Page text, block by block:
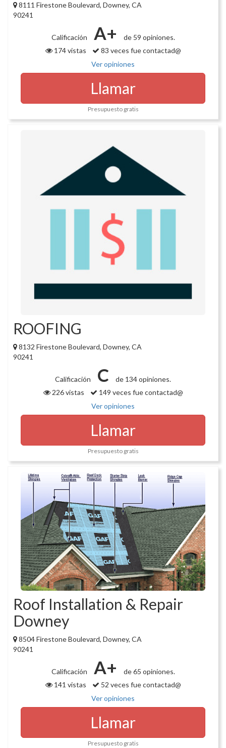
8111 Firestone Boulevard, Downey, CA
90241
Calificación A+
de 59 opiniones.
174 vistas
83 veces fue contactad@
Ver opiniones
Llamar
Presupuesto gratis
ROOFING
8132 Firestone Boulevard, Downey, CA
90241
Calificación C
de 134 opiniones.
226 vistas
149 veces fue contactad@
Ver opiniones
Llamar
Presupuesto gratis
Roof Installation & Repair
Downey
8504 Firestone Boulevard, Downey, CA
90241
Calificación A+
de 65 opiniones.
141 vistas
52 veces fue contactad@
Ver opiniones
Llamar
Presupuesto gratis